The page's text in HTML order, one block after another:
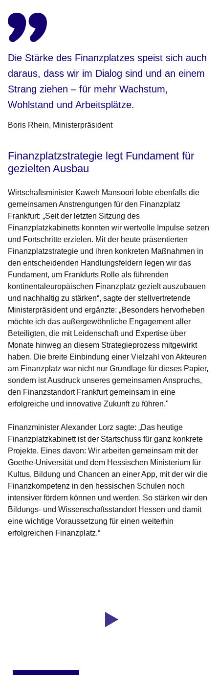
Die Stärke des Finanzplatzes speist sich auch
daraus, dass wir im Dialog sind und an einem
Strang ziehen – für mehr Wachstum,
Wohlstand und Arbeitsplätze.
Boris Rhein Ministerpräsident
Finanzplatzstrategie legt Fundament für
gezielten Ausbau
Wirtschaftsminister Kaweh Mansoori lobte ebenfalls die
gemeinsamen Anstrengungen für den Finanzplatz
Frankfurt: „Seit der letzten Sitzung des
Finanzplatzkabinetts konnten wir wertvolle Impulse setzen
und Fortschritte erzielen. Mit der heute präsentierten
Finanzplatzstrategie und ihren konkreten Maßnahmen in
den entscheidenden Handlungsfeldern legen wir das
Fundament, um Frankfurts Rolle als führenden
kontinentaleuropäischen Finanzplatz gezielt auszubauen
und nachhaltig zu stärken“, sagte der stellvertretende
Ministerpräsident und ergänzte: „Besonders hervorheben
möchte ich das außergewöhnliche Engagement aller
Beteiligten, die mit Leidenschaft und Expertise über
Monate hinweg an diesem Strategieprozess mitgewirkt
haben. Die breite Einbindung einer Vielzahl von Akteuren
am Finanzplatz war nicht nur Grundlage für dieses Papier,
sondern ist Ausdruck unseres gemeinsamen Anspruchs,
den Finanzstandort Frankfurt gemeinsam in eine
erfolgreiche und innovative Zukunft zu führen."
Finanzminister Alexander Lorz sagte: „Das heutige
Finanzplatzkabinett ist der Startschuss für ganz konkrete
Projekte. Eines davon: Wir arbeiten gemeinsam mit der
Goethe-Universität und dem Hessischen Ministerium für
Kultus, Bildung und Chancen an einer App, mit der wir die
Finanzkompetenz in den hessischen Schulen noch
intensiver fördern können und werden. So stärken wir den
Bildungs- und Wissenschaftsstandort Hessen und damit
eine wichtige Voraussetzung für einen weiterhin
erfolgreichen Finanzplatz.“